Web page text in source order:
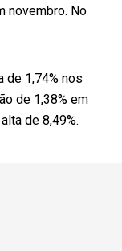
novembro. No
de 1,74% nos
de 1,38% em
de 8,49%.